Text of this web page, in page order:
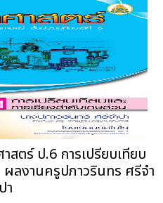
ตร์ ป.6 การเปรียบเทียบ
ผลงานครูปภาวรินทร ศรีจํา
ปา